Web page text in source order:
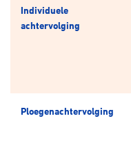
Individuele
achtervolging
Ploegenachtervolging